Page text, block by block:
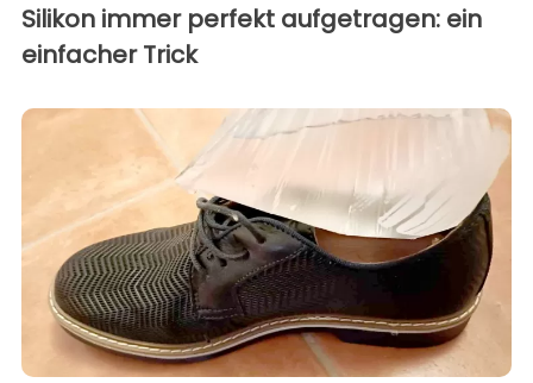
Silikon immer perfekt aufgetragen: ein
einfacher Trick